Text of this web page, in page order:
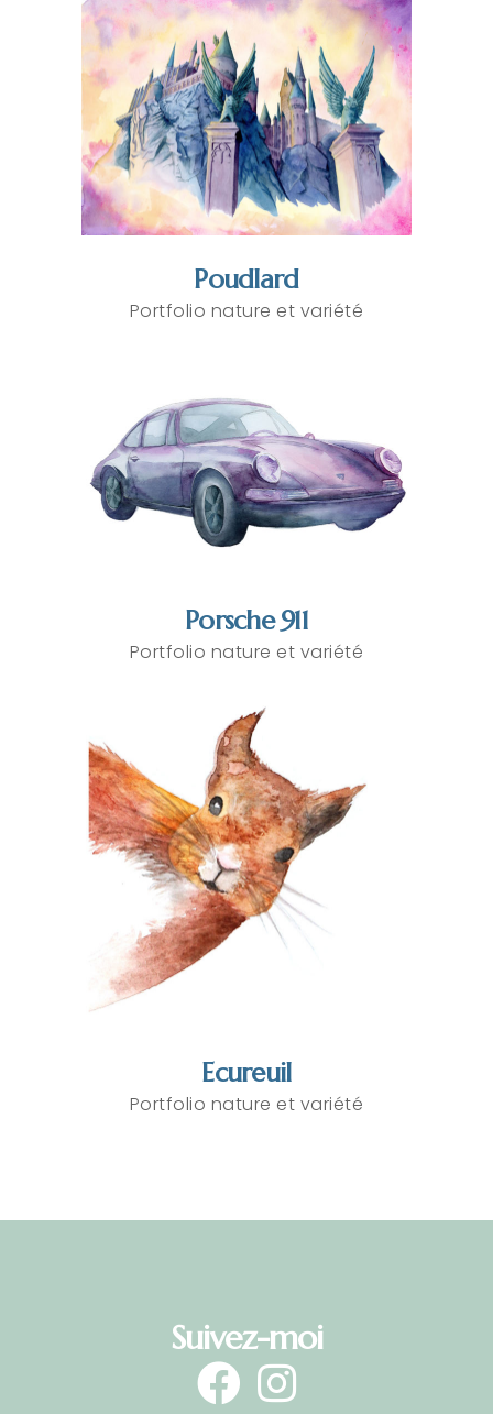
Poudlard
Portfolio nature et variété
Porsche 911
Portfolio nature et variété
Ecureuil
Portfolio nature et variété
Suivez-moi